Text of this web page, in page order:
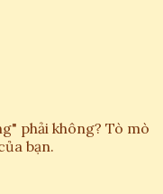
phải không? Tò mò
bạn.